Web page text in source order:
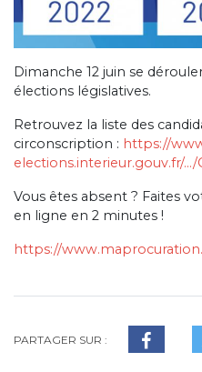
Dimanche 12 juin se
élections législatives.
Retrouvez la liste des
circonscription : https://
elections.interieur.gouv.fr/…/
Vous êtes absent ? Faites
en ligne en 2 minutes !
https://
PARTAGER SUR :